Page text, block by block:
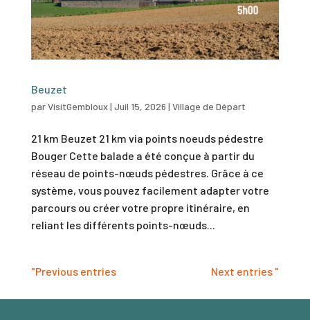
Beuzet
parVisitGembloux| Juil 15, 2026 | Village de Départ
21 km Beuzet 21 km via points noeuds pédestre
Bouger Cette balade a été conçue à partir du
réseau de points-nœuds pédestres. Grâce à ce
système, vous pouvez facilement adapter votre
parcours ou créer votre propre itinéraire, en
reliant les différents points-nœuds...
"Previous entries Next entries "